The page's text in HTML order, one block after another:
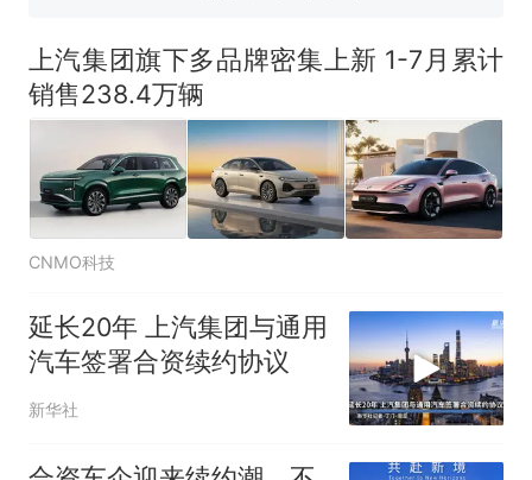
家，刚改国名，总统就邀请中
国大使骑行绕了几乎整个国境
线一圈，还曾两次到中国寻根
5万的小车卖不动，40万以上
的抢着买
浙江人戒备 "白海豚"已创我国
纪录 带来严重影响
视频丨只要一枚命中就能让航
母瘫痪 轰-6J实力有多强？
鸟市场搬了，但爱还在
热 十多万人报名的考试，成绩
全部作废，公平么？
上汽集团旗下多品牌密集上新 1-7月累计
销售238.4万辆
CNMO科技
延长20年 上汽集团与通用
汽车签署合资续约协议
新华社